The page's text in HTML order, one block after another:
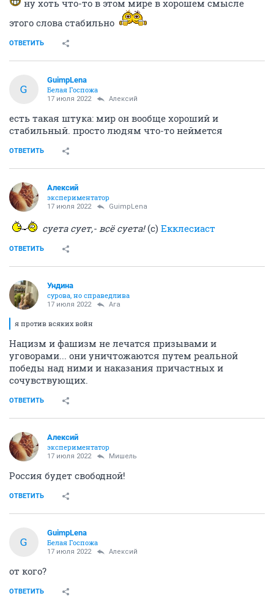
ну хоть что-то в этом мире в хорошем смысле
этого слова стабильно
ОТВЕТИТЬ
G
GuimpLena
Белая Госпожа
17 июля 2022 Алексий
есть такая штука: мир он вообще хороший и
стабильный. просто людям что-то неймется
ОТВЕТИТЬ
Алексий
экспериментатор
17 июля 2022 GuimpLena
суета сует,- всё суета!(с) Екклесиаст
ОТВЕТИТЬ
Ундинa
сурова, но справедлива
17 июля 2022 Ага
я против всяких войн
Нацизм и фашизм не лечатся призывами и
уговорами... они уничтожаются путем реальной
победы над ними и наказания причастных и
сочувствующих.
ОТВЕТИТЬ
Алексий
экспериментатор
17 июля 2022 Мишель
Россия будет свободной!
ОТВЕТИТЬ
G
GuimpLena
Белая Госпожа
17 июля 2022 Алексий
от кого?
ОТВЕТИТЬ